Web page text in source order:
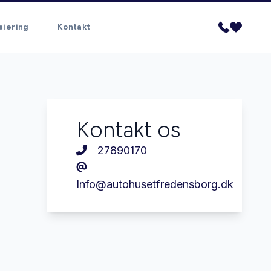
Kontakt
Kontakt os
27890170
Info@autohusetfredensborg.dk